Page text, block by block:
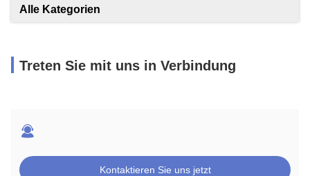
Alle Kategorien
Treten Sie mit uns in Verbindung
Kontaktieren Sie uns jetzt